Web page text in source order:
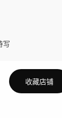
写
收藏店铺